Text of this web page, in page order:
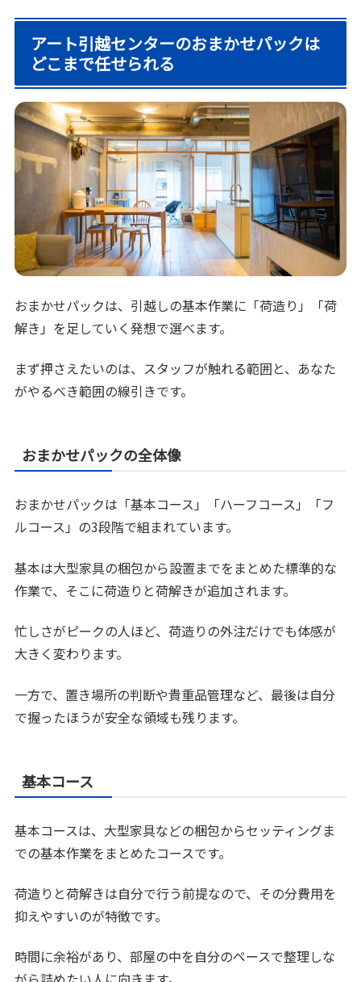
アート引越センターのおまかせパックは
どこまで任せられる
おまかせパックは、引越しの基本作業に「荷造り」「荷
解き」を足していく発想で選べます。
まず押さえたいのは、スタッフが触れる範囲と、あなた
がやるべき範囲の線引きです。
おまかせパックの全体像
おまかせパックは「基本コース」「ハーフコース」「フ
ルコース」の3段階で組まれています。
基本は大型家具の梱包から設置までをまとめた標準的な
作業で、そこに荷造りと荷解きが追加されます。
忙しさがピークの人ほど、荷造りの外注だけでも体感が
大きく変わります。
一方で、置き場所の判断や貴重品管理など、最後は自分
で握ったほうが安全な領域も残ります。
基本コース
基本コースは、大型家具などの梱包からセッティングま
での基本作業をまとめたコースです。
荷造りと荷解きは自分で行う前提なので、その分費用を
抑えやすいのが特徴です。
時間に余裕があり、部屋の中を自分のペースで整理しな